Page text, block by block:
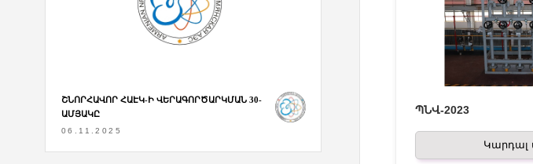
ՊՆՎ-2023
Կարդալ
ՇՆՈՐՀԱՎՈՐ ՀԱԷԿ-Ի ՎԵՐԱԳՈՐԾԱՐԿՄԱՆ 30-
ԱՄՅԱԿԸ
06.11.2025